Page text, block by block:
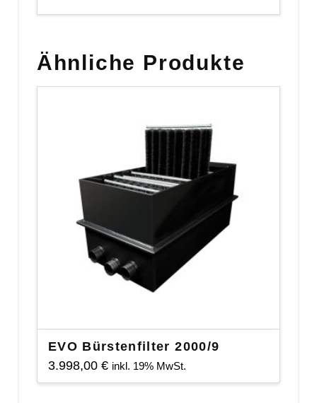
Ähnliche Produkte
EVO Bürstenfilter 2000/9
3.998,00 € inkl. 19% MwSt.